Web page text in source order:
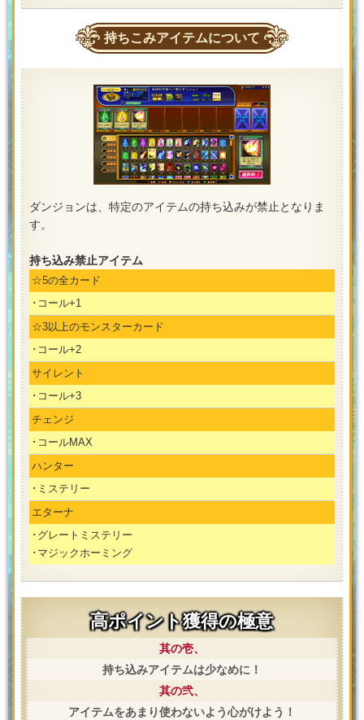
持ちこみアイテムについて
ダンジョンは、特定のアイテムの持ち込みが禁止となりま
す。
持ち込み禁止アイテム
☆5の全カード
･コール+1
☆3以上のモンスターカード
･コール+2
サイレント
･コール+3
チェンジ
･コールMAX
ハンター
･ミステリー
エターナ
･グレートミステリー
･マジックホーミング
高ポイント獲得の極意
其の壱、
持ち込みアイテムは少なめに！
其の弐、
アイテムをあまり使わないよう心がけよう！